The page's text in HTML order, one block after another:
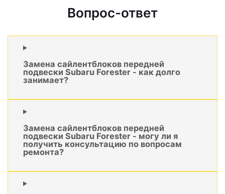
Вопрос-ответ
Замена сайлентблоков передней
подвески Subaru Forester - как долго
занимает?
Замена сайлентблоков передней
подвески Subaru Forester - могу ли я
получить консультацию по вопросам
ремонта?